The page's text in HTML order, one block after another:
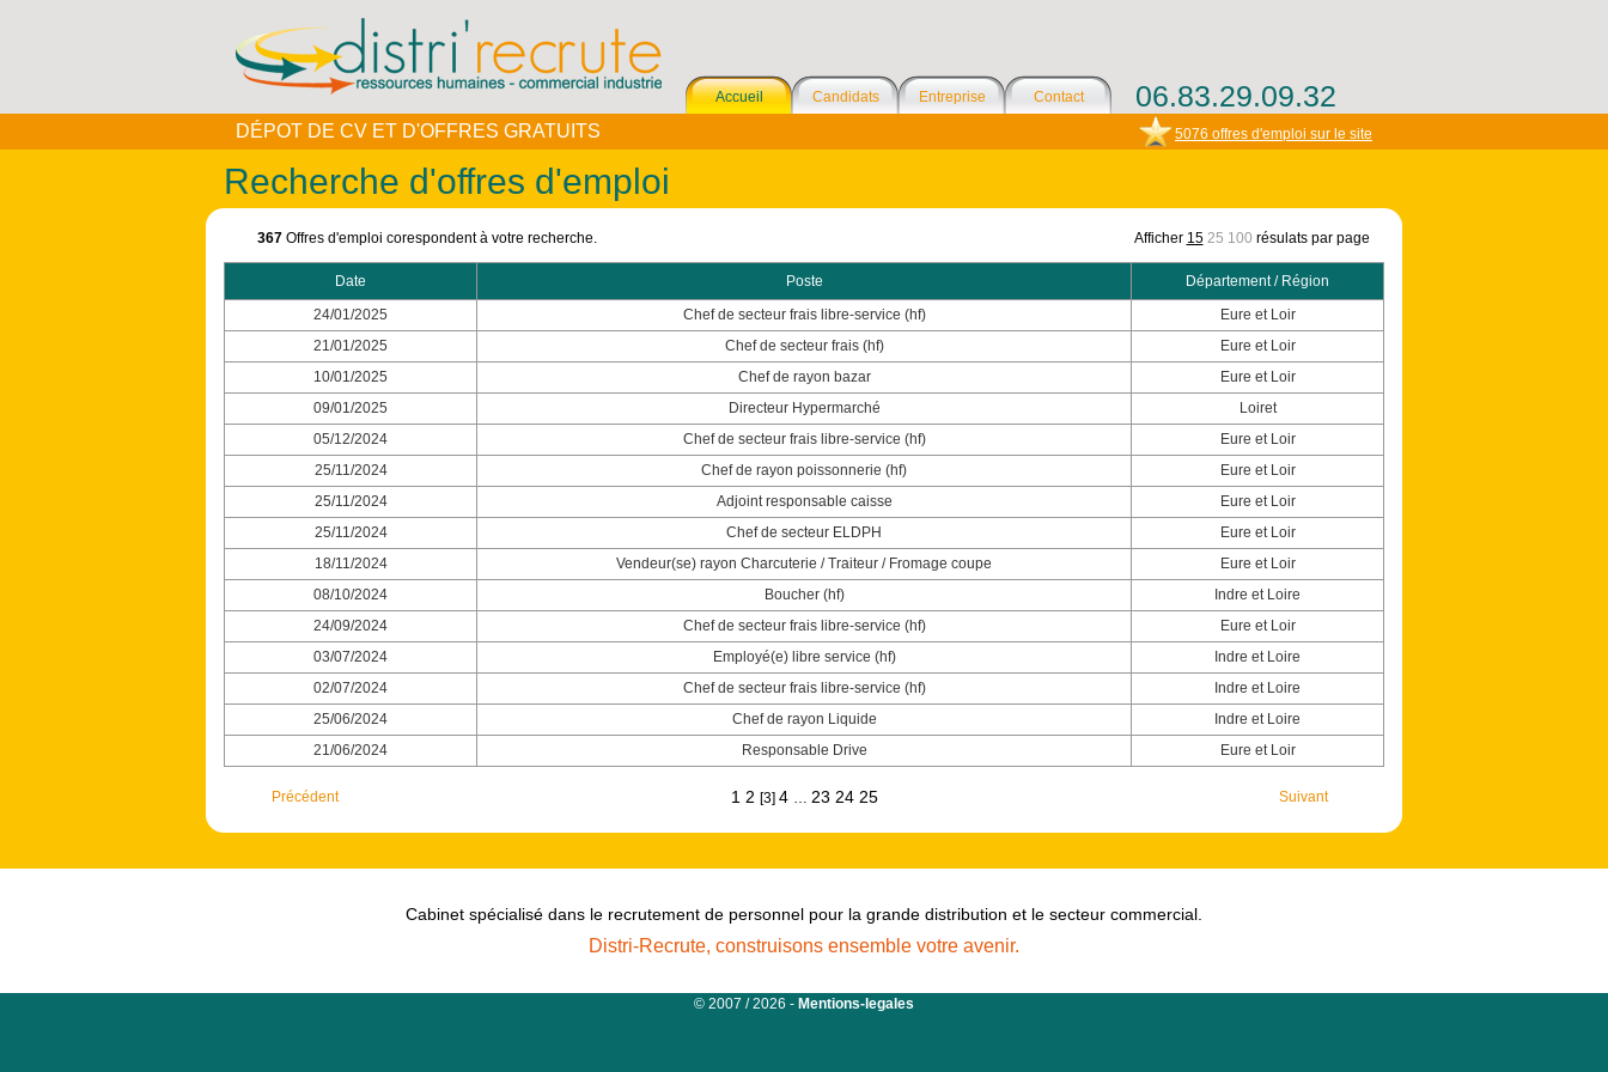
Accueil Candidats Entreprise Contact 06.83.29.09.32
5076 offres d'emploi sur le site
DÉPOT DE CV ET D'OFFRES GRATUITS
Recherche d'offres d'emploi
Afficher 15 25 100 résulats par page
367Offres d'emploi corespondent à votre recherche.
Date Poste
Département / Région
24/01/2025
Chef de secteur frais libre-service (hf)
Eure et Loir
21/01/2025
Chef de secteur frais (hf)
Eure et Loir
10/01/2025
Chef de rayon bazar
Eure et Loir
09/01/2025
Directeur Hypermarché
Loiret
05/12/2024
Chef de secteur frais libre-service (hf)
Eure et Loir
25/11/2024
Chef de rayon poissonnerie (hf)
Eure et Loir
25/11/2024
Adjoint responsable caisse
Eure et Loir
25/11/2024
Chef de secteur ELDPH
Eure et Loir
18/11/2024
Vendeur(se) rayon Charcuterie / Traiteur / Fromage coupe
Eure et Loir
08/10/2024
Boucher (hf)
Indre et Loire
24/09/2024
Chef de secteur frais libre-service (hf)
Eure et Loir
03/07/2024
Employé(e) libre service (hf)
Indre et Loire
02/07/2024
Chef de secteur frais libre-service (hf)
Indre et Loire
25/06/2024
Chef de rayon Liquide
Indre et Loire
21/06/2024
Responsable Drive Eure et Loir
Précédent 1 2 [3] 4 … 23 24 25 Suivant
Cabinet spécialisé dans le recrutement de personnel pour la grande distribution et le secteur commercial.
Distri-Recrute, construisons ensemble votre avenir.
© 2007 / 2026 - Mentions-legales